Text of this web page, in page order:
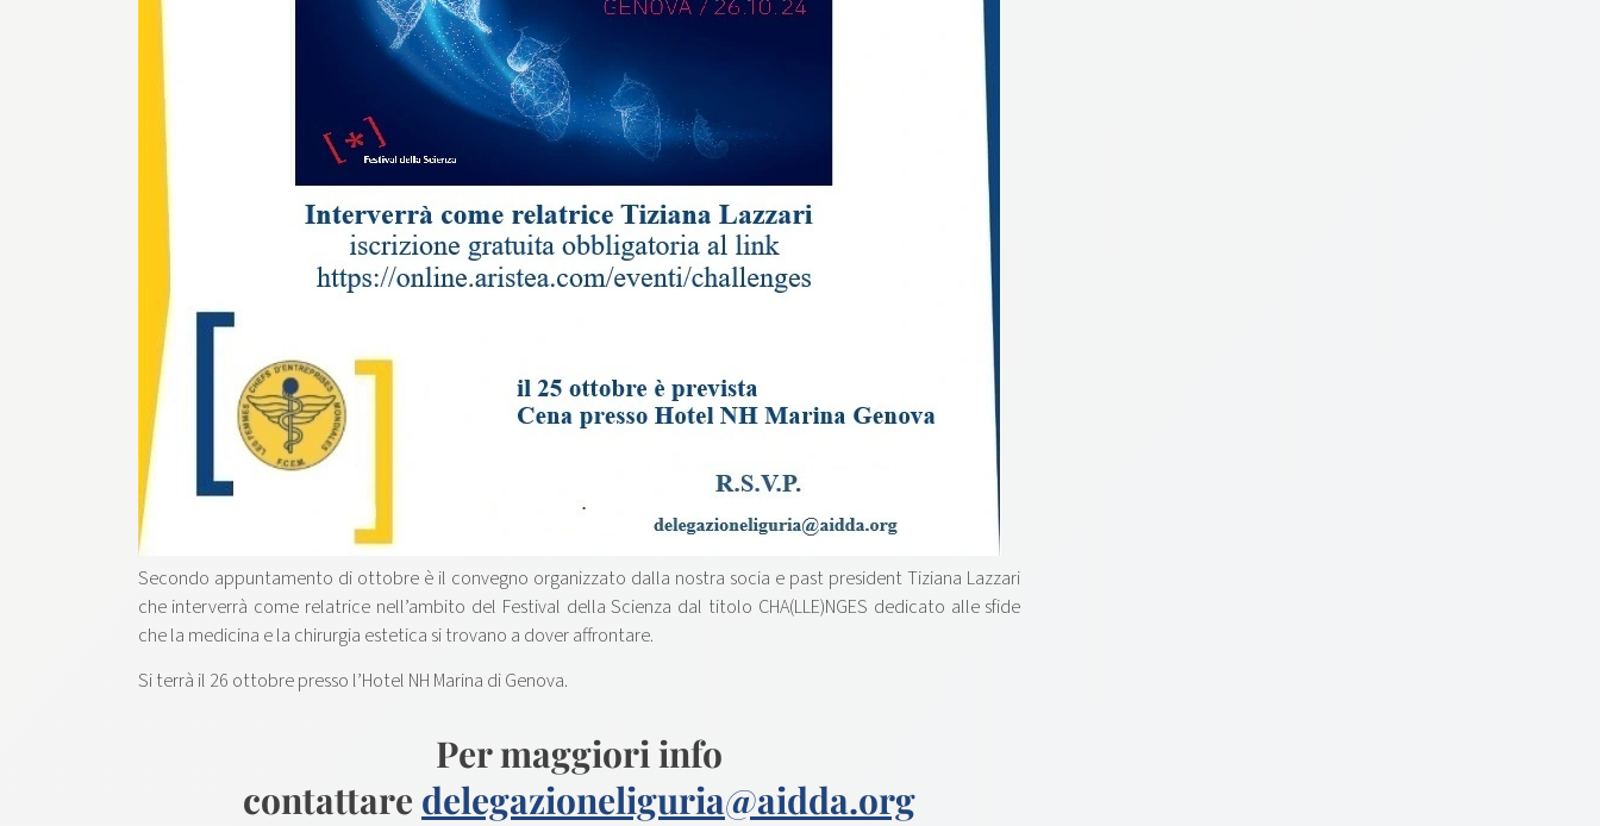
Secondo appuntamento di ottobre è il convegno organizzato dalla nostra socia e past president Tiziana Lazzari
che interverrà come relatrice nell’ambito del Festival della Scienza dal titolo CHA(LLE)NGES dedicato alle sfide
che la medicina e la chirurgia estetica si trovano a dover affrontare.
Si terrà il 26 ottobre presso l’Hotel NH Marina di Genova.
Per maggiori info
contattare delegazioneliguria@aidda.org